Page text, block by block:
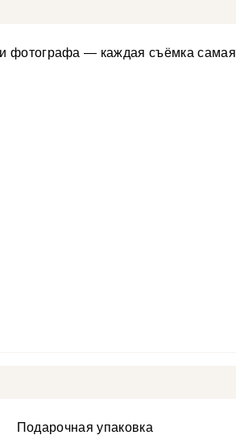
фотографа — каждая съёмка самая
Подарочная упаковка